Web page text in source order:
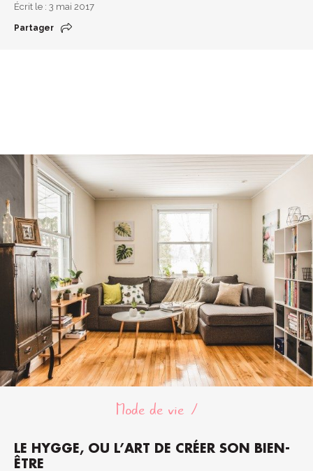
Écrit le : 3 mai 2017
Partager
Mode de vie
LE HYGGE, OU L’ART DE CRÉER SON BIEN-
ÊTRE